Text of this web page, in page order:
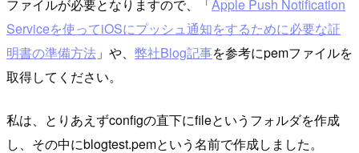
ファイルが必要となりますので、「Apple Push Notification
Serviceを使ってiOSにプッシュ通知をするために必要な証
明書の準備方法 」や、 弊社Blog記事を参考にpemファイルを
取得してください。
私は、とりあえずconfigの直下にfileというフォルダを作成
し、その中にblogtest.pemという名前で作成しました。